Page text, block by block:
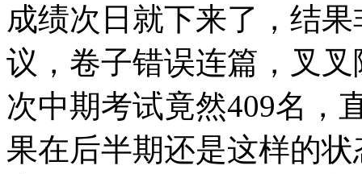
成绩次日就下来了，结
议，卷子错误连篇，叉
次中期考试竟然409名，
果在后半期还是这样的